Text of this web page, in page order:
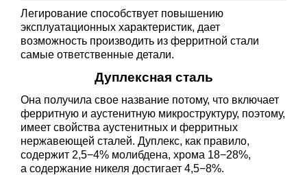
Легирование способствует повышению
эксплуатационных характеристик, дает
возможность производить из ферритной стали
самые ответственные детали.
Дуплексная сталь
Она получила свое название потому, что включает
ферритную и аустенитную микроструктуру, поэтому,
имеет свойства аустенитных и ферритных
нержавеющей сталей. Дуплекс, как правило,
содержит 2,5−4% молибдена, хрома 18−28%,
а содержание никеля достигает 4,5−8%.